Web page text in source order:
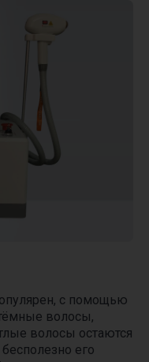
с помощью
волосы,
волосы остаются
его
вам